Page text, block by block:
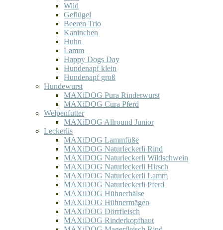
Wild
Geflügel
Beeren Trio
Kaninchen
Huhn
Lamm
Happy Dogs Day
Hundenapf klein
Hundenapf groß
Hundewurst
MAXiDOG Pura Rinderwurst
MAXiDOG Cura Pferd
Welpenfutter
MAXiDOG Allround Junior
Leckerlis
MAXiDOG Lammfüße
MAXiDOG Naturleckerli Rind
MAXiDOG Naturleckerli Wildschwein
MAXiDOG Naturleckerli Hirsch
MAXiDOG Naturleckerli Lamm
MAXiDOG Naturleckerli Pferd
MAXiDOG Hühnerhälse
MAXiDOG Hühnermägen
MAXiDOG Dörrfleisch
MAXiDOG Rinderkopfhaut